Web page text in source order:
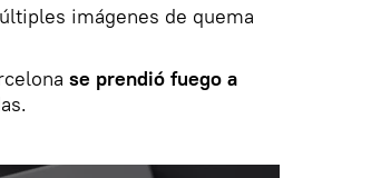
imágenes de quema
se prendió fuego a